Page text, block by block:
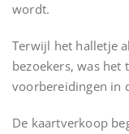
wordt.
Terwijl het halletje
bezoekers, was
voorbereidingen in
De kaartverkoop